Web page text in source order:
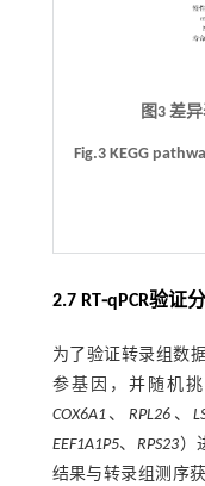
图3 差
Fig.3 KEGG
2.7 RT⁃qPCR验证
为了验证转录组数
参基因，并随机
COX6A1、 RPL26、
EEF1A1P5、RPS23）
结果与转录组测序